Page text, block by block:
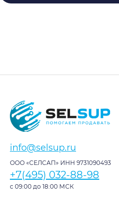
info@selsup.ru
ООО «СЕЛСАП» ИНН 9731090493
+7(495) 032-88-98
с 09:00 до 18:00 МСК